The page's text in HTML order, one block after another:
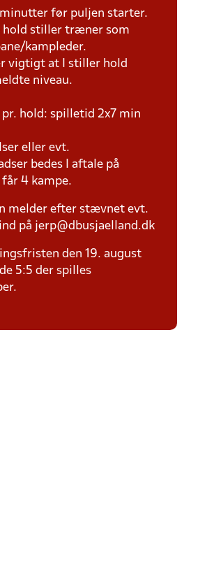
før puljen starter.
hold stiller træner som
kampleder.
vigtigt at I stiller hold
niveau.
pr. hold: spilletid 2x7 min
eller evt.
bedes I aftale på
får 4 kampe.
melder efter stævnet evt.
på jerp@dbusjaelland.dk
den 19. august
5:5 der spilles